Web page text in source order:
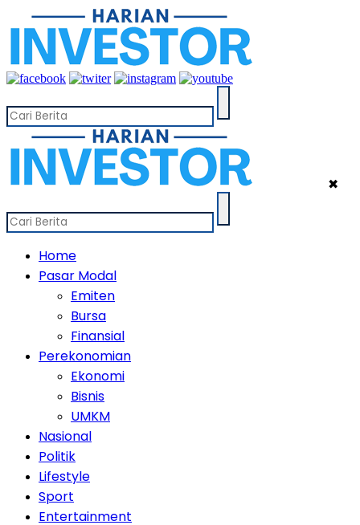
✖
Home
Pasar Modal
Emiten
Bursa
Finansial
Perekonomian
Ekonomi
Bisnis
UMKM
Nasional
Politik
Lifestyle
Sport
Entertainment